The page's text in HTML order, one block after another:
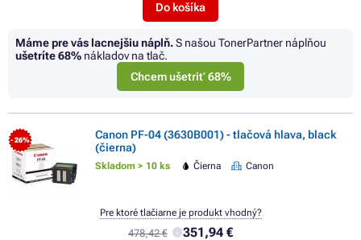
Do košíka
Máme pre vás lacnejšiu náplň.S našou TonerPartner náplňou
ušetríte68% nákladov na tlač.
Chcem ušetriť 68%
- 26%
Canon PF-04 (3630B001) - tlačová hlava, black
(čierna)
Skladom > 10 ks Čierna Canon
478,42 € 351,94 €
Pre ktoré tlačiarne je produkt vhodný?